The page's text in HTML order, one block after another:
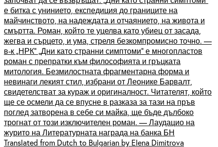
е битка с унинието, експедиция до границите на
майчинството, на надеждата и отчаянието, на живота и
смъртта. Роман, който те уцелва като убиец от засада,
жегва и сърцето, и ума, стреля безкомпромисно точно. —
в-к „НРК” „Дни като странни симптоми” е многопластов
роман с препратки към философията и гръцката
митология. Безмилостната фрагментарна форма и
невинаги лекият стил, избрани от Леонике Барвалт,
свидетелстват за кураж и оригиналност. Читателят, който
ще се осмели да се впусне в разказа за тази на пръв
поглед затворена в себе си майка, ще бъде дълбоко
трогнат от този изключителен роман. — Лаудацио на
журито на Литературната награда на банка БН
Translated from Dutch to Bulgarian by Elena Dimitrova